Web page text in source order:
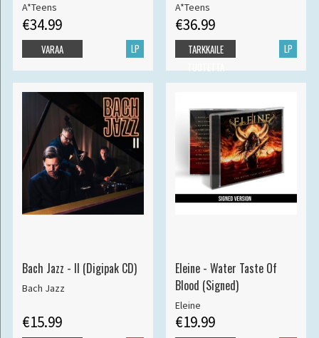
A*Teens
€34.99
LP
VARAA
A*Teens
€36.99
LP
TARKKAILE
Bach Jazz - II (Digipak CD)
Bach Jazz
€15.99
Eleine - Water Taste Of
Blood (Signed)
Eleine
€19.99